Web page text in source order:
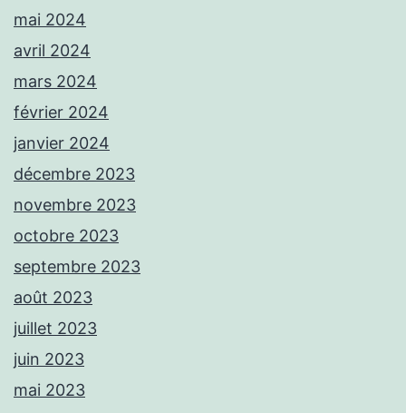
mai 2024
avril 2024
mars 2024
février 2024
janvier 2024
décembre 2023
novembre 2023
octobre 2023
septembre 2023
août 2023
juillet 2023
juin 2023
mai 2023